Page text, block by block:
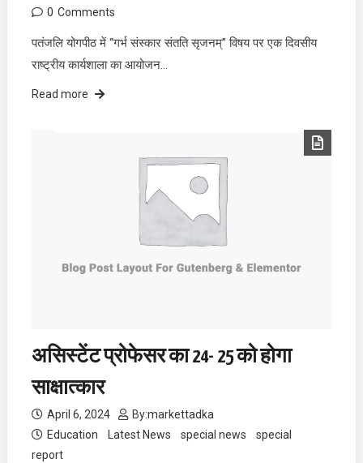
0 Comments
पतंजलि योगपीठ में “गर्भ संस्कार संतति सृजनम्” विषय पर एक दिवसीय
राष्ट्रीय कार्यशाला का आयोजन…
Read more
असिस्टेंट प्रोफेसर का 24- 25 को होगा
साक्षात्कार
April 6, 2024 By:markettadka
Education
Latest News special news
special
report